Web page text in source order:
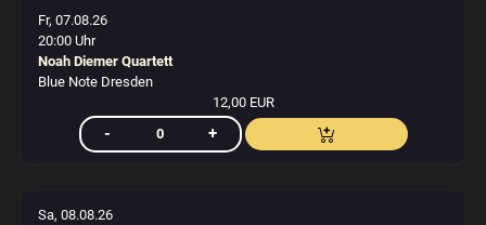
Fr, 07.08.26
20:00 Uhr
Noah Diemer Quartett
Blue Note Dresden
12,00 EUR
Sa, 08.08.26